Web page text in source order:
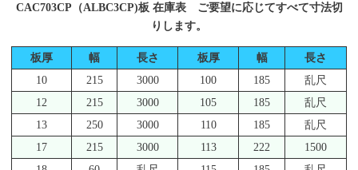
CAC703CP（ALBC3CP)板 在庫表 ご要望に応じてすべて寸法切
りします。
板厚 幅 長さ 板厚 幅
長さ
10
215 3000 100 185
乱尺
12
215 3000 105 185
乱尺
13
250 3000 110 185
乱尺
17
215 3000 113 222
1500